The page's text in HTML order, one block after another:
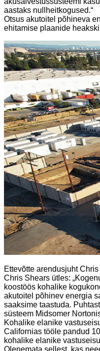
aastaks nullheitkogused.“
Otsus akutoitel põhineva
ehitamise plaanide
Ettevõtte arendusjuht
Chris Shears ütles:
koostöös kohalike
akutoitel põhinev energia
saaksime taastuda.
süsteem Midsomer
Kohalike elanike
Californias tööle pandud
kohalike elanike
Olenemata sellest, kas